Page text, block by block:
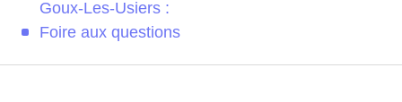
Goux-Les-Usiers :
Foire aux questions